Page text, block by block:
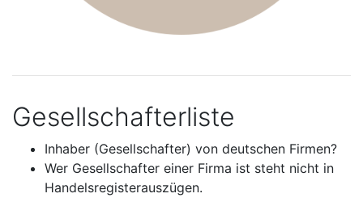
Gesellschafterliste
Inhaber (Gesellschafter) von deutschen Firmen?
Wer Gesellschafter einer Firma ist steht nicht in
Handelsregisterauszügen.